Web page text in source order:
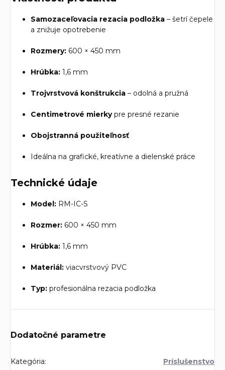
Samozaceľovacia rezacia podložka – šetrí čepele
a znižuje opotrebenie
Rozmery: 600 × 450 mm
Hrúbka: 1,6 mm
Trojvrstvová konštrukcia – odolná a pružná
Centimetrové mierkypre presné rezanie
Obojstranná použiteľnosť
Ideálna na grafické, kreatívne a dielenské práce
Technické údaje
Model: RM-IC-S
Rozmer: 600 × 450 mm
Hrúbka: 1,6 mm
Materiál: viacvrstvový PVC
Typ: profesionálna rezacia podložka
Dodatočné parametre
Kategória: Príslušenstvo